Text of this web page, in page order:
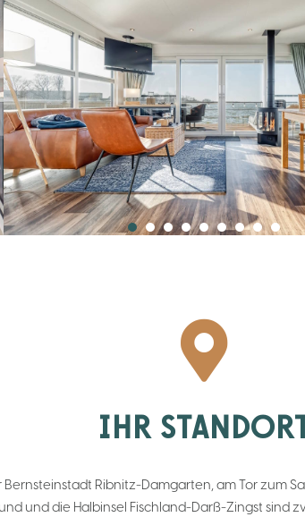

IHR
Ribnitz-Damgarten, am Tor zum
und die Halbinsel Fischland-Darß-Zingst